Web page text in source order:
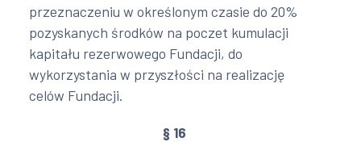
przeznaczeniu w określonym czasie do 20%
pozyskanych środków na poczet kumulacji
kapitału rezerwowego Fundacji, do
wykorzystania w przyszłości na realizację
celów Fundacji.
§ 16